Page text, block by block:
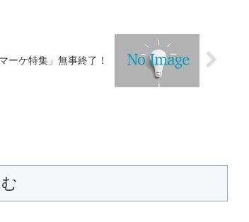
ーケ特集」無事終了！